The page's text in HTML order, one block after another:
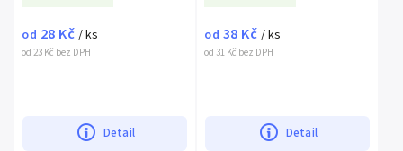
od 23 Kč bez DPH
od 28 Kč / ks
Detail
od 31 Kč bez DPH
od 38 Kč / ks
Detail